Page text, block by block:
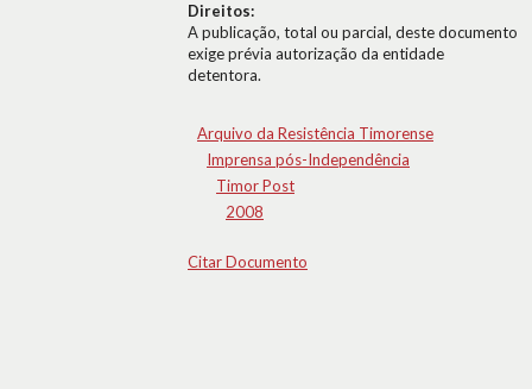
Direitos:
A publicação, total ou parcial, deste documento
exige prévia autorização da entidade
detentora.
Arquivo da Resistência Timorense
Imprensa pós-Independência
Timor Post
2008
Citar Documento